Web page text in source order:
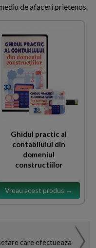
de afaceri prietenos.
Ghidul practic al
contabilului din
domeniul
constructiilor
Vreau acest produs →
care efectueaza